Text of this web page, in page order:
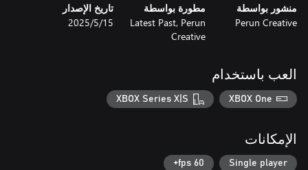
- FPS Mechanics: Experience intense gunplay with diverse
- Dark Atmosphere: Explore a deteriorating underground world
- Intriguing Lore: Discover the hidden history of Kvark and the
Prepare to survive. Kvark is a test of your resolve—do you have
what it takes to escape the horrors lurking below?
منشور بواسطة
Perun Creative
مطورة بواسطة
Latest Past, Perun
Creative
تاريخ الإصدار
15‏/5‏/2025
العب باستخدام
XBOX One
XBOX Series X|S
الإمكانات
Single player
60 fps+